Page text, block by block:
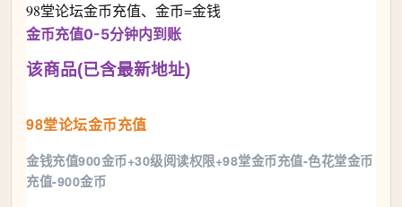
98堂论坛金币充值、金币=金钱
金币充值0-5分钟内到账
该商品(已含最新地址)
98堂论坛金币充值
金钱充值900金币+30级阅读权限+98堂金币充值-色花堂金币
充值-900金币